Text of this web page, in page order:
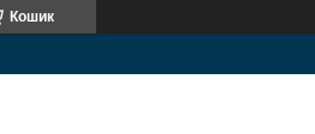
Кошик